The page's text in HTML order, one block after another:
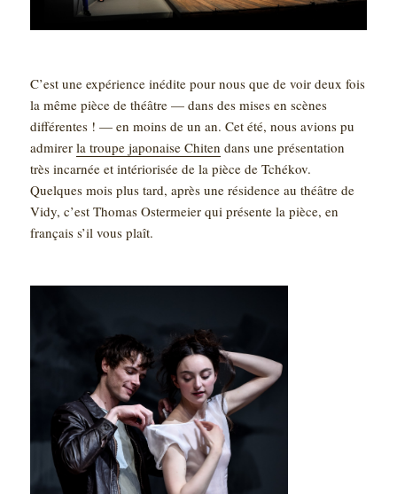
C’est une expérience inédite pour nous que de voir deux fois
la même pièce de théâtre — dans des mises en scènes
différentes ! — en moins de un an. Cet été, nous avions pu
admirerla troupe japonaise Chiten dans une présentation
très incarnée et intériorisée de la pièce de Tchékov.
Quelques mois plus tard, après une résidence au théâtre de
Vidy, c’est Thomas Ostermeier qui présente la pièce, en
français s’il vous plaît.